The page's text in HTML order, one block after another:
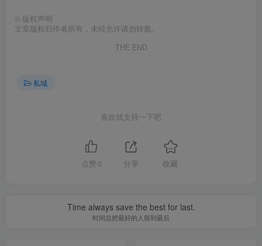
© 版权声明
文章版权归作者所有，未经允许请勿转载。
THE END
私域
喜欢就支持一下吧
点赞 0 分享 收藏
Time always save the best for last.
时间总把最好的人留到最后